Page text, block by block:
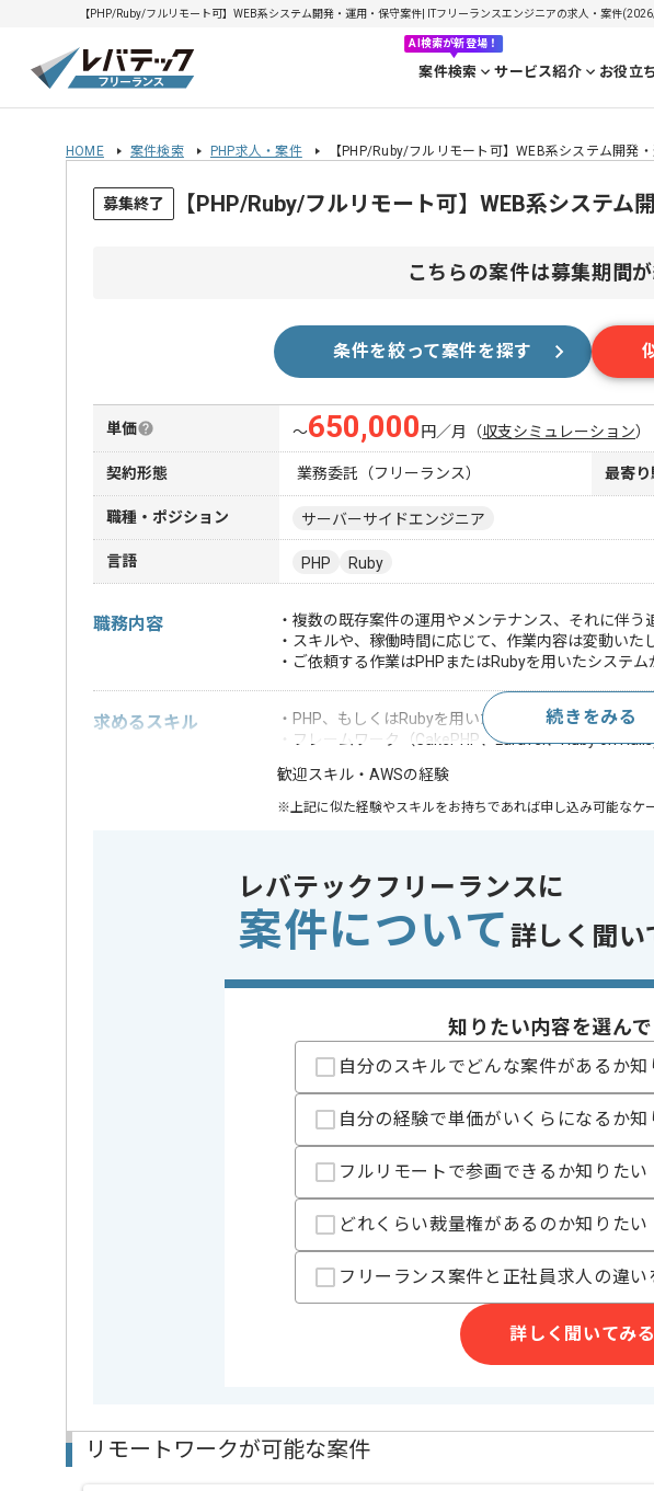
【PHP/Ruby/フルリモート可】WEB系システム開発・運用・保守案件| ITフリーランスエンジニアの求人・案件
AI検索が新登場！
案件検索 サービス紹介 お役立
HOME 案件検索 PHP求人・案件 【PHP/Ruby/フルリモート可】WEB系システム開発
募集終了 【PHP/Ruby/フルリモート可】WEB系システ
こちらの案件は募集期間
条件を絞って案件を探す
単価 〜650,000 円／月 （収支シミュレーション）
契約形態 業務委託（フリーランス） 最寄り
職種・ポジション サーバーサイドエンジニア
言語 PHP Ruby
職務内容
・複数の既存案件の運用やメンテナンス、それに伴う
・スキルや、稼働時間に応じて、作業内容は変動いた
・ご依頼する作業はPHPまたはRubyを用いたシステム
求めるスキル
・PHP、もしくはRubyを用いた開発経験3年以上
・フレームワーク（CakePHP、Laravel、Ruby on
歓迎スキル ・AWSの経験
※上記に似た経験やスキルをお持ちであれば申し込み可能なケ
クラウド
AWS
この案件のポイント 特徴 20代活躍中
精算基準時間
140時間〜180時間
支払いサイト
15日
受託開発案件とオウンドサービスの開発を行っているWEB系企業でございます
今回は複数の受託開発案件をご担当頂く予定でございます。
これまでの経験を活かしたい方におすすめの案件です。
続きをみる
レバテックフリーランスに
案件について 詳しく聞い
知りたい内容を選ん
自分のスキルでどんな案件があるか知
自分の経験で単価がいくらになるか知
フルリモートで参画できるか知りたい
どれくらい裁量権があるのか知りたい
フリーランス案件と正社員求人の違い
詳しく聞いてみる
リモートワークが可能な案件